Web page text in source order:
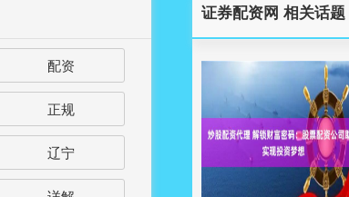
证券配资网 相关话题
配资
正规
辽宁